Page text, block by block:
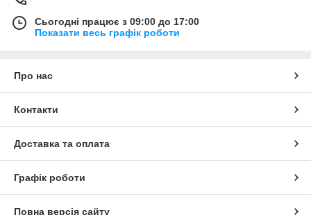
Сьогодні працює з 09:00 до 17:00
Показати весь графік роботи
Про нас
Контакти
Доставка та оплата
Графік роботи
Повна версія сайту